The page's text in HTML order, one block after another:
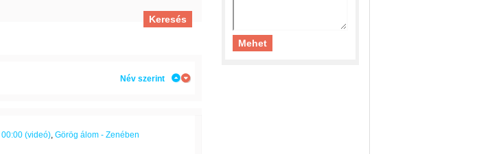
Név szerint
00:00 (videó), Görög álom - Zenében